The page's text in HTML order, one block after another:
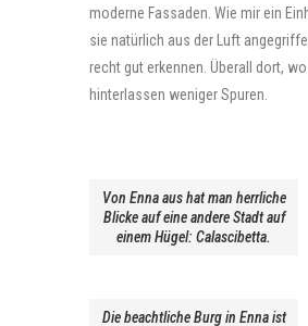
moderne Fassaden. Wie mir ein
sie natürlich aus der Luft
recht gut erkennen. Überall dort,
hinterlassen weniger Spuren.
Von Enna aus hat man herrliche
Blicke auf eine andere Stadt auf
einem Hügel: Calascibetta.
Die beachtliche Burg in Enna ist